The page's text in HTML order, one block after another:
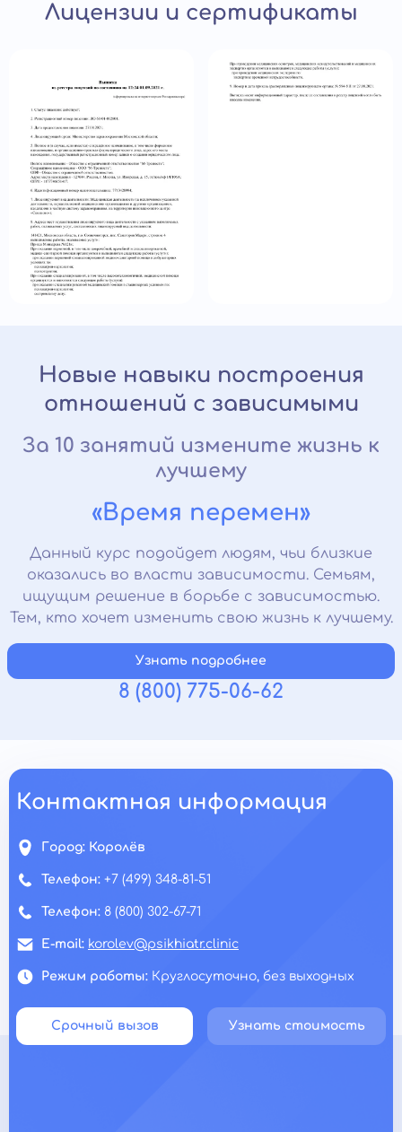
Лицензии и сертификаты
Новые навыки построения
отношений с зависимыми
За 10 занятий измените жизнь к
лучшему
«Время перемен»
Данный курс подойдет людям, чьи близкие
оказались во власти зависимости. Семьям,
ищущим решение в борьбе с зависимостью.
Тем, кто хочет изменить свою жизнь к лучшему.
Узнать подробнее
8 (800) 775-06-62
Контактная информация
Город: Королёв
Телефон: +7 (499) 348-81-51
Телефон: 8 (800) 302-67-71
E-mail: korolev@psikhiatr.clinic
Режим работы: Круглосуточно, без выходных
Срочный вызов Узнать стоимость